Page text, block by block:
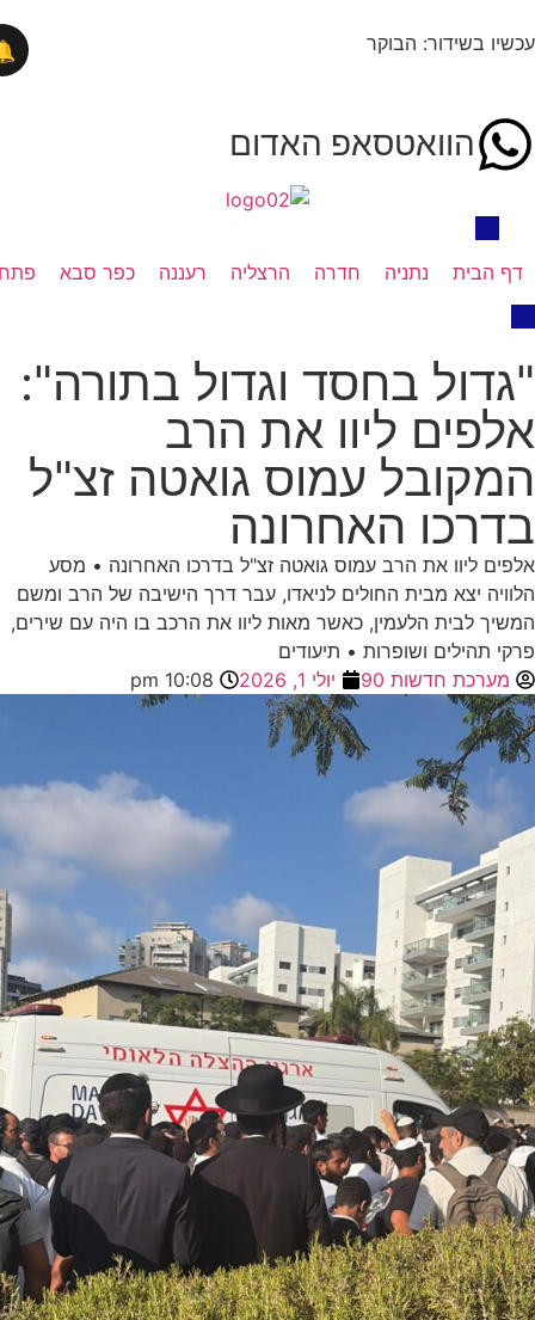
בשידור: הבוקר
הוואטסאפ האדום
נתניה חדרה הרצליה רעננה כפר סבא פתח
בחסד וגדול בתורה":
ליוו את הרב
עמוס גואטה זצ"ל
האחרונה
ליוו את הרב עמוס גואטה זצ"ל בדרכו האחרונה • מסע
יצא מבית החולים לניאדו, עבר דרך הישיבה של הרב ומשם
לבית הלעמין, כאשר מאות ליוו את הרכב בו היה עם שירים,
ושופרות • תיעודים
חדשות 90
יולי 1, 2026 10:08 pm